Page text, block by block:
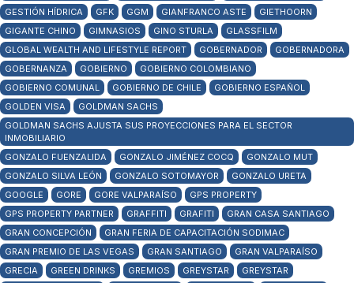
GESTIÓN HÍDRICA
GFK GGM GIANFRANCO ASTE
GIETHOORN
GIGANTE CHINO
GIMNASIOS GINO STURLA
GLASSFILM
GLOBAL WEALTH AND LIFESTYLE REPORT
GOBERNADOR
GOBERNADORA
GOBERNANZA
GOBIERNO
GOBIERNO COLOMBIANO
GOBIERNO COMUNAL
GOBIERNO DE CHILE
GOBIERNO ESPAÑOL
GOLDEN VISA
GOLDMAN SACHS
GOLDMAN SACHS AJUSTA SUS PROYECCIONES PARA EL SECTOR
INMOBILIARIO
GONZALO FUENZALIDA
GONZALO JIMÉNEZ COCQ
GONZALO MUT
GONZALO SILVA LEÓN
GONZALO SOTOMAYOR
GONZALO URETA
GOOGLE
GORE GORE VALPARAÍSO
GPS PROPERTY
GPS PROPERTY PARTNER
GRAFFITI GRAFITI
GRAN CASA SANTIAGO
GRAN CONCEPCIÓN
GRAN FERIA DE CAPACITACIÓN SODIMAC
GRAN PREMIO DE LAS VEGAS
GRAN SANTIAGO
GRAN VALPARAÍSO
GRECIA
GREEN DRINKS GREMIOS GREYSTAR
GREYSTAR